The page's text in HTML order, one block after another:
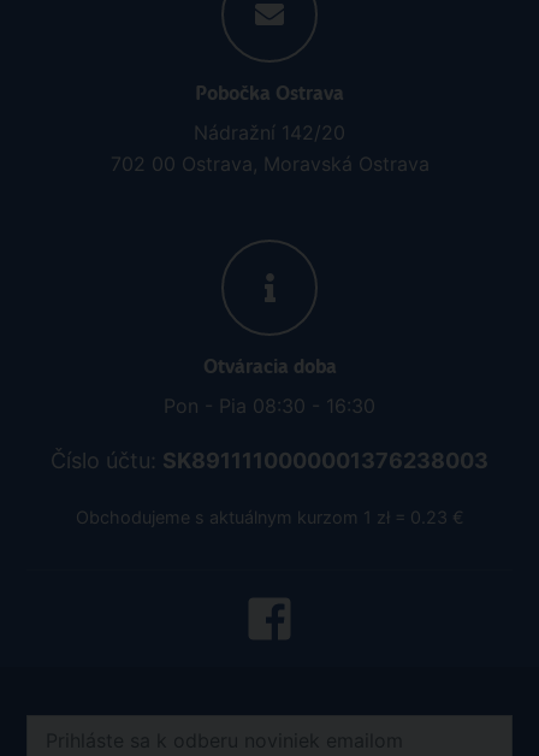
Pobočka Ostrava
Nádražní 142/20
702 00 Ostrava, Moravská Ostrava
Otváracia doba
Pon - Pia 08:30 - 16:30
Číslo účtu: SK8911110000001376238003
Obchodujeme s aktuálnym kurzom 1 zł = 0.23 €